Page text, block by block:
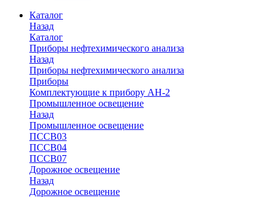
Каталог
Назад
Каталог
Приборы нефтехимического анализа
Назад
Приборы нефтехимического анализа
Приборы
Комплектующие к прибору АН-2
Промышленное освещение
Назад
Промышленное освещение
ПССВ03
ПССВ04
ПССВ07
Дорожное освещение
Назад
Дорожное освещение